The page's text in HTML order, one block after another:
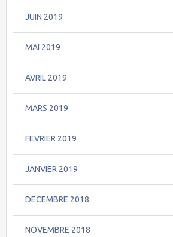
JUIN 2019
MAI 2019
AVRIL 2019
MARS 2019
FEVRIER 2019
JANVIER 2019
DECEMBRE 2018
NOVEMBRE 2018